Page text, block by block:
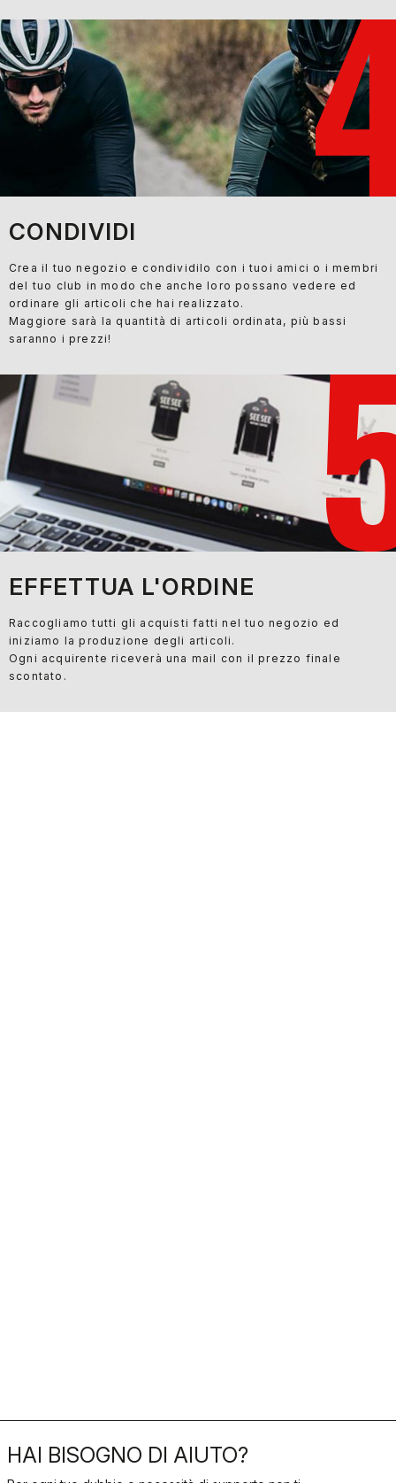
CONDIVIDI
Crea il tuo negozio e condividilo con i tuoi amici o i membri
del tuo club in modo che anche loro possano vedere ed
ordinare gli articoli che hai realizzato.
Maggiore sarà la quantità di articoli ordinata, più bassi
saranno i prezzi!
EFFETTUA L'ORDINE
Raccogliamo tutti gli acquisti fatti nel tuo negozio ed
iniziamo la produzione degli articoli.
Ogni acquirente riceverà una mail con il prezzo finale
scontato.
HAI BISOGNO DI AIUTO?